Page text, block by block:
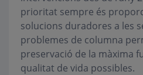
prioritat sempre és
solucions duradores a les
problemes de columna
preservació de la màxima
qualitat de vida possibles.